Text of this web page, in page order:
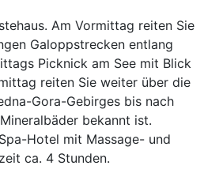
Am Vormittag reiten Sie
Galoppstrecken entlang
Picknick am See mit Blick
reiten Sie weiter über die
Gora-Gebirges bis nach
bekannt ist.
Hotel mit Massage- und
ca. 4 Stunden.